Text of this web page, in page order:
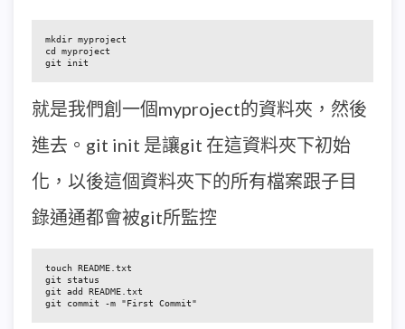
mkdir myproject
cd myproject
git init
就是我們創一個myproject的資料夾，然後
進去。git init 是讓git 在這資料夾下初始
化，以後這個資料夾下的所有檔案跟子目
錄通通都會被git所監控
touch README.txt
git status
git add README.txt
git commit -m "First Commit"